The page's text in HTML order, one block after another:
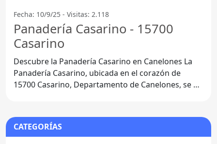
Fecha: 10/9/25 - Visitas: 2.118
Panadería Casarino - 15700
Casarino
Descubre la Panadería Casarino en Canelones La
Panadería Casarino, ubicada en el corazón de
15700 Casarino, Departamento de Canelones, se ha
CATEGORÍAS